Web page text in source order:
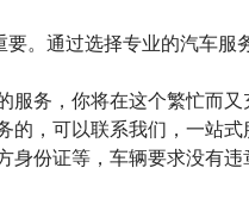
。通过选择专业的汽车
务，你将在这个繁忙而又
，可以联系我们，一站
份证等，车辆要求没有